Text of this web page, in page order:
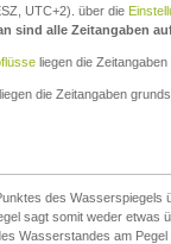
UTC+2). über die
sind alle Zeitangaben
liegen die
liegen die Zeitangaben
des Wasserspiegels
sagt somit weder etwas
Wasserstandes am